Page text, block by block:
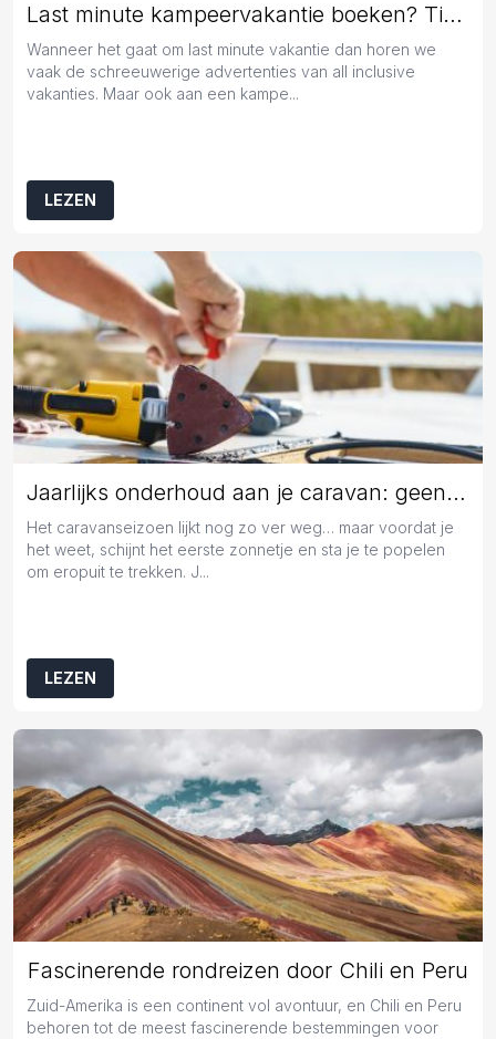
Last minute kampeervakantie boeken? Tips en tricks!
Wanneer het gaat om last minute vakantie dan horen we
vaak de schreeuwerige advertenties van all inclusive
vakanties. Maar ook aan een kampe...
LEZEN
Jaarlijks onderhoud aan je caravan: geen overbodige luxe
Het caravanseizoen lijkt nog zo ver weg… maar voordat je
het weet, schijnt het eerste zonnetje en sta je te popelen
om eropuit te trekken. J...
LEZEN
Fascinerende rondreizen door Chili en Peru
Zuid-Amerika is een continent vol avontuur, en Chili en Peru
behoren tot de meest fascinerende bestemmingen voor